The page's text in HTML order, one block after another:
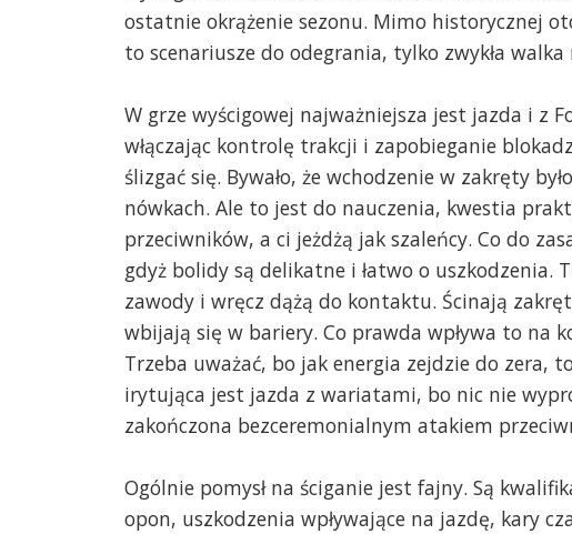
ostatnie okrążenie sezonu. Mimo historycznej
to scenariusze do odegrania, tylko zwykła
W grze wyścigowej najważniejsza jest jazda i z
włączając kontrolę trakcji i zapobieganie
ślizgać się. Bywało, że wchodzenie w zakręty
nówkach. Ale to jest do nauczenia, kwestia
przeciwników, a ci jeżdżą jak szaleńcy. Co do
gdyż bolidy są delikatne i łatwo o uszkodzenia.
zawody i wręcz dążą do kontaktu. Ścinają
wbijają się w bariery. Co prawda wpływa to na
Trzeba uważać, bo jak energia zejdzie do zera,
irytująca jest jazda z wariatami, bo nic nie
zakończona bezceremonialnym atakiem
Ogólnie pomysł na ściganie jest fajny. Są
opon, uszkodzenia wpływające na jazdę, kary